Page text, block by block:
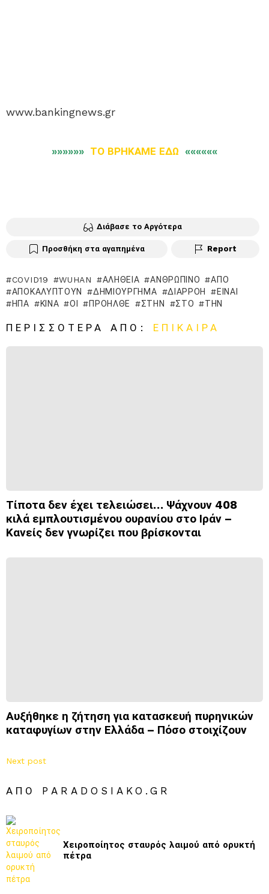
www.bankingnews.gr
»»»»»» ΤΟ ΒΡΗΚΑΜΕ ΕΔΩ ««««««
Διάβασε το Αργότερα
Προσθήκη στα αγαπημένα Report
COVID19 WUHAN ΑΛΉΘΕΙΑ ΑΝΘΡΏΠΙΝΟ
ΑΠΌ
ΑΠΟΚΑΛΎΠΤΟΥΝ
ΔΗΜΙΟΎΡΓΗΜΑ ΔΙΑΡΡΟΉ
ΕΊΝΑΙ
ΗΠΑ
ΚΊΝΑ ΟΙ ΠΡΟΉΛΘΕ ΣΤΗΝ ΣΤΟ ΤΗΝ
ΠΕΡΙΣΣΌΤΕΡΑ ΑΠΌ: ΕΠΊΚΑΙΡΑ
Τίποτα δεν έχει τελειώσει… Ψάχνουν 408
κιλά εμπλουτισμένου ουρανίου στο Ιράν –
Κανείς δεν γνωρίζει που βρίσκονται
Αυξήθηκε η ζήτηση για κατασκευή πυρηνικών
καταφυγίων στην Ελλάδα – Πόσο στοιχίζουν
Next post
ΑΠΌ PARADOSIAKO.GR
Χειροποίητος σταυρός λαιμού από ορυκτή
πέτρα